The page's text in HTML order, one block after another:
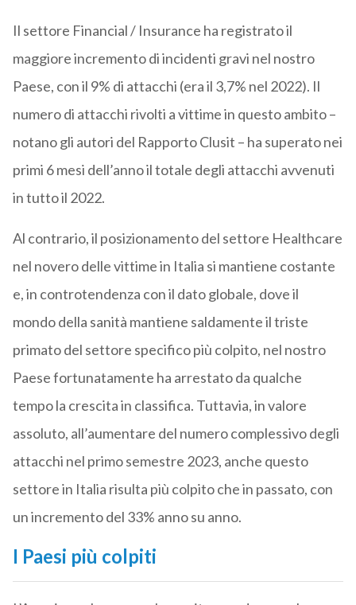
Il settore Financial / Insurance ha registrato il
maggiore incremento di incidenti gravi nel nostro
Paese, con il 9% di attacchi (era il 3,7% nel 2022). Il
numero di attacchi rivolti a vittime in questo ambito –
notano gli autori del Rapporto Clusit – ha superato nei
primi 6 mesi dell’anno il totale degli attacchi avvenuti
in tutto il 2022.
Al contrario, il posizionamento del settore Healthcare
nel novero delle vittime in Italia si mantiene costante
e, in controtendenza con il dato globale, dove il
mondo della sanità mantiene saldamente il triste
primato del settore specifico più colpito, nel nostro
Paese fortunatamente ha arrestato da qualche
tempo la crescita in classifica. Tuttavia, in valore
assoluto, all’aumentare del numero complessivo degli
attacchi nel primo semestre 2023, anche questo
settore in Italia risulta più colpito che in passato, con
un incremento del 33% anno su anno.
I Paesi più colpiti